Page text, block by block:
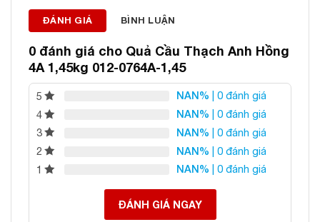
ĐÁNH GIÁ BÌNH LUẬN
0 đánh giá cho Quả Cầu Thạch Anh Hồng
4A 1,45kg 012-0764A-1,45
5 NAN% | 0 đánh giá
4
NAN% | 0 đánh giá
3
NAN% | 0 đánh giá
2
NAN% | 0 đánh giá
1
NAN% | 0 đánh giá
ĐÁNH GIÁ NGAY